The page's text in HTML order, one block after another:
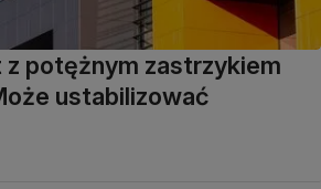
z potężnym zastrzykiem
ustabilizować